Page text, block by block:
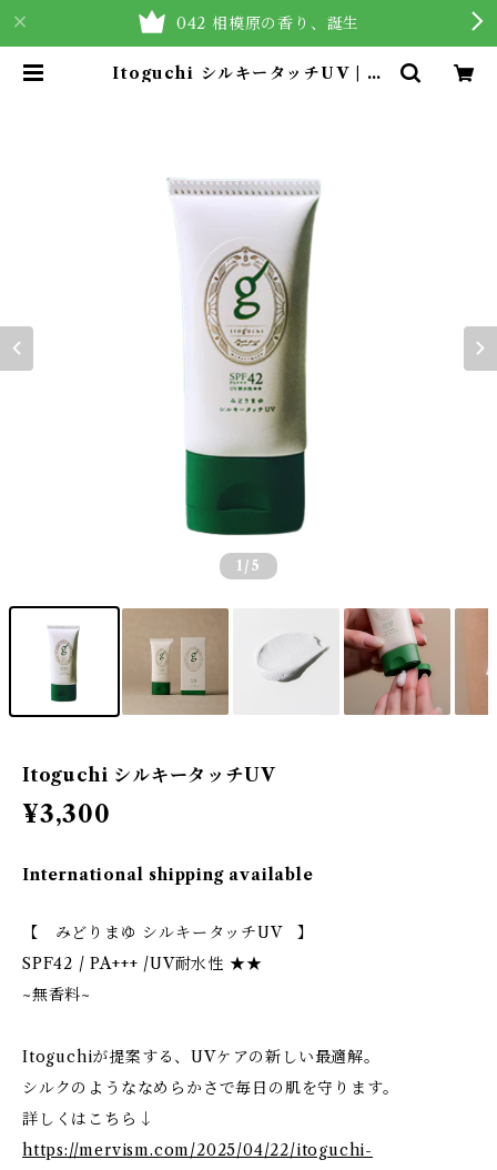
042 相模原の香り、誕生
Itoguchi シルキータッチUV | M
1 /5
Itoguchi シルキータッチUV
¥3,300
International shipping available
【 みどりまゆ シルキータッチUV 】
SPF42 / PA+++ /UV耐水性 ★★
~無香料~
Itoguchiが提案する、UVケアの新しい最適解。
シルクのようななめらかさで毎日の肌を守ります。
詳しくはこちら↓
https://mervism.com/2025/04/22/itoguchi-